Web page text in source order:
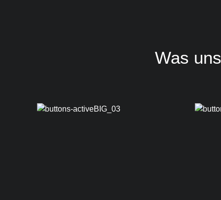
Was